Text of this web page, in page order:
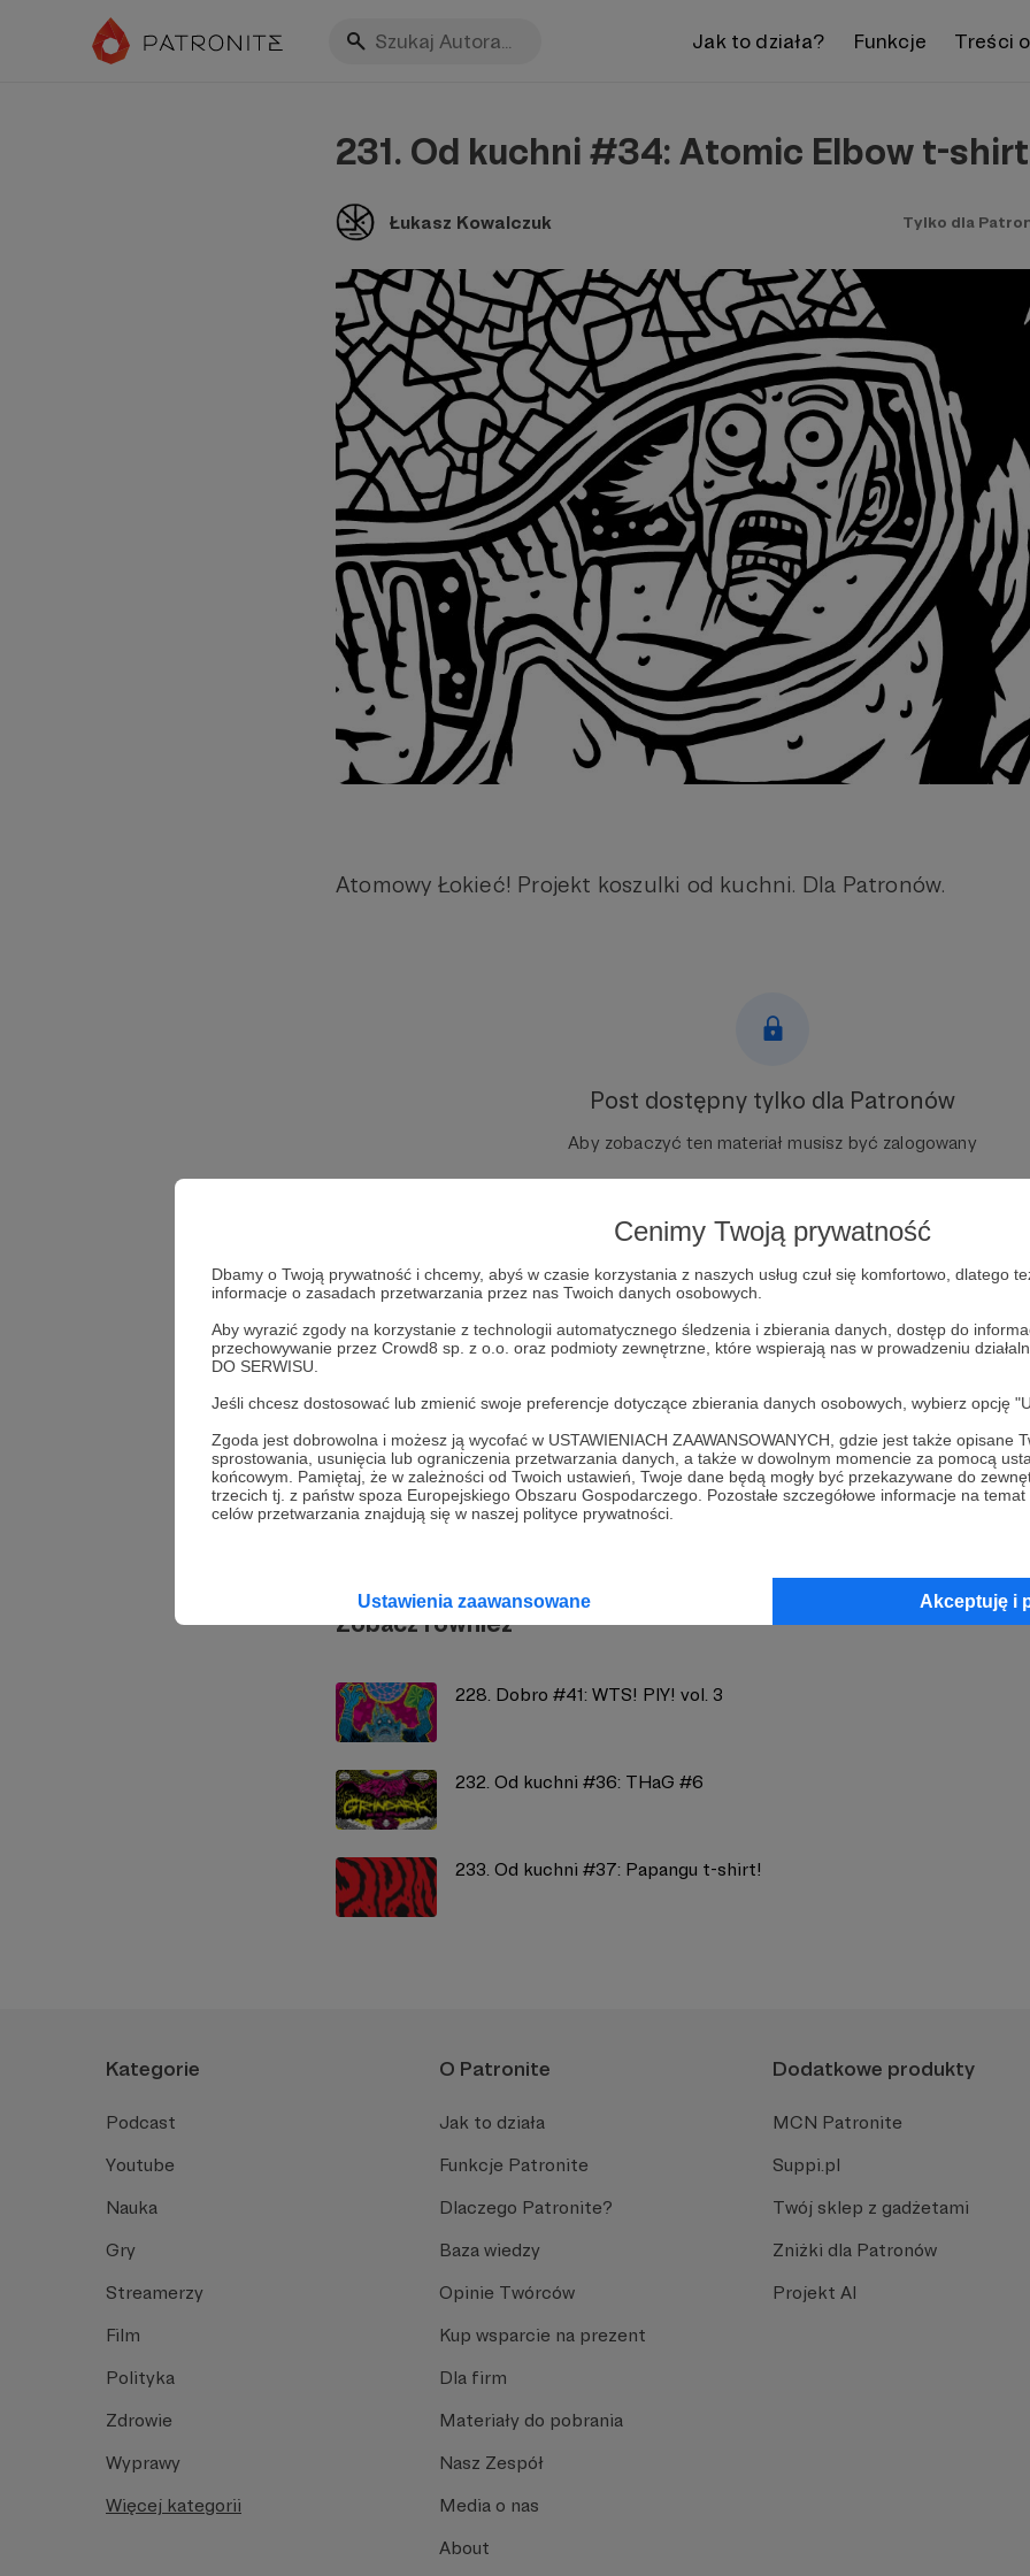
Cenimy Twoją prywatność
Dbamy o Twoją prywatność i chcemy, abyś w czasie korzystania z naszych usług czuł się komfortowo, dlatego
informacje o zasadach przetwarzania przez nas Twoich danych osobowych.
Aby wyrazić zgody na korzystanie z technologii automatycznego śledzenia i zbierania danych, dostęp do
przechowywanie przez Crowd8 sp. z o.o. oraz podmioty zewnętrzne, które wspierają nas w prowadzeniu
DO SERWISU.
Jeśli chcesz dostosować lub zmienić swoje preferencje dotyczące zbierania danych osobowych, wybierz opcję
Zgoda jest dobrowolna i możesz ją wycofać w USTAWIENIACH ZAAWANSOWANYCH, gdzie jest także opisane
sprostowania, usunięcia lub ograniczenia przetwarzania danych, a także w dowolnym momencie za pomocą
końcowym. Pamiętaj, że w zależności od Twoich ustawień, Twoje dane będą mogły być przekazywane do
trzecich tj. z państw spoza Europejskiego Obszaru Gospodarczego. Pozostałe szczegółowe informacje na
celów przetwarzania znajdują się w naszej polityce prywatności.
Ustawienia zaawansowane Akceptuję i
Jak to działa? Funkcje Treści
231. Od kuchni #34: Atomic Elbow t-
Łukasz Kowalczuk Tylko dla
Atomowy Łokieć! Projekt koszulki od kuchni. Dla Patronów.
Post dostępny tylko dla Patronów
Aby zobaczyć ten materiał musisz być zalogowany
atomic elbow ilustracja macho man hulk hogan bastion booger wrestling tylko
Udostępnij
Łukasz Kowalczuk
Zobacz również
228. Dobro #41: WTS! PIY! vol. 3
232. Od kuchni #36: THaG #6
233. Od kuchni #37: Papangu t-shirt!
Kategorie
Podcast
Youtube
Nauka
Gry
Streamerzy
Film
Polityka
Zdrowie
Wyprawy
Więcej kategorii
O Patronite
Jak to działa
Funkcje Patronite
Dlaczego Patronite?
Baza wiedzy
Opinie Twórców
Kup wsparcie na prezent
Dla firm
Materiały do pobrania
Nasz Zespół
Media o nas
About
Dodatkowe produkty
MCN Patronite
Suppi.pl
Twój sklep z gadżetami
Zniżki dla Patronów
Projekt AI